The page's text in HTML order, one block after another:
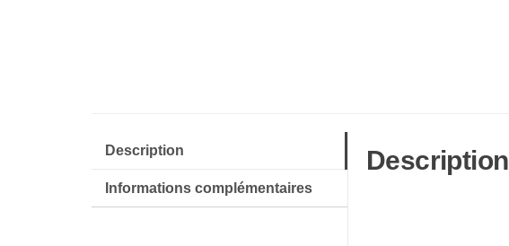
Description
Informations complémentaires
Description